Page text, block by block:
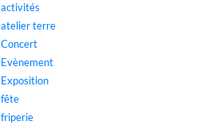
activités
atelier terre
Concert
Evènement
Exposition
fête
friperie